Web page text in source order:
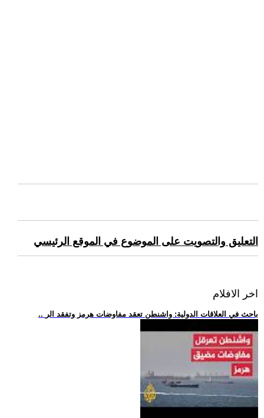
التعليق والتصويت على الموضوع في الموقع الرئيسي
اخر الافلام
.. باحث في العلاقات الدولية: واشنطن تعقد مفاوضات هرمز وتفقد الر